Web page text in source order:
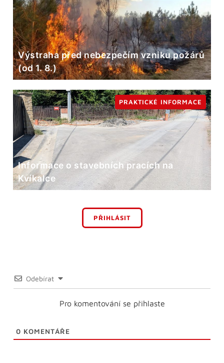
Výstraha před nebezpečím vzniku požárů
(od 1. 8.)
Informace o stavebních pracích na
Kvíkalce
PRAKTICKÉ INFORMACE
PŘIHLÁSIT
Odebírat
Pro komentování se přihlaste
0 KOMENTÁŘE